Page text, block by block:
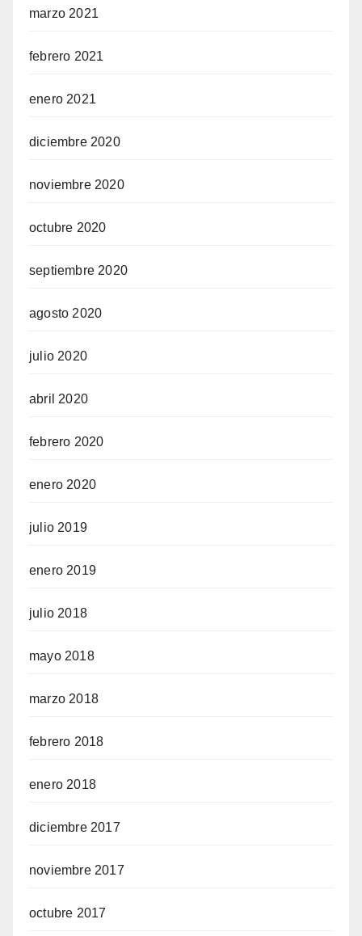
marzo 2021
febrero 2021
enero 2021
diciembre 2020
noviembre 2020
octubre 2020
septiembre 2020
agosto 2020
julio 2020
abril 2020
febrero 2020
enero 2020
julio 2019
enero 2019
julio 2018
mayo 2018
marzo 2018
febrero 2018
enero 2018
diciembre 2017
noviembre 2017
octubre 2017